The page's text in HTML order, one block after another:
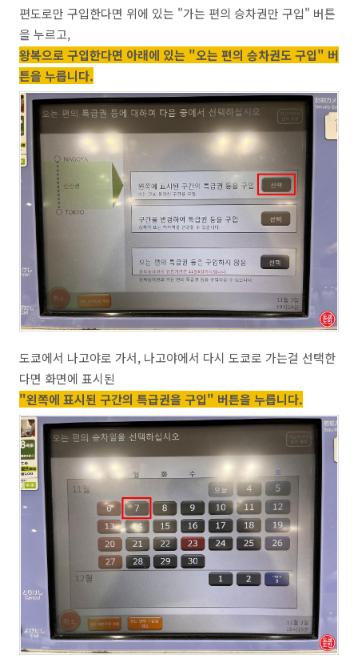
편도로만 구입한다면 위에 있는 "가는 편의 승차권만 구입" 버튼
을 누르고,
왕복으로 구입한다면 아래에 있는 "오는 편의 승차권도 구입" 버
튼을 누릅니다.
도쿄에서 나고야로 가서, 나고야에서 다시 도쿄로 가는걸 선택한
다면 화면에 표시된
"왼쪽에 표시된 구간의 특급권을 구입" 버튼을 누릅니다.